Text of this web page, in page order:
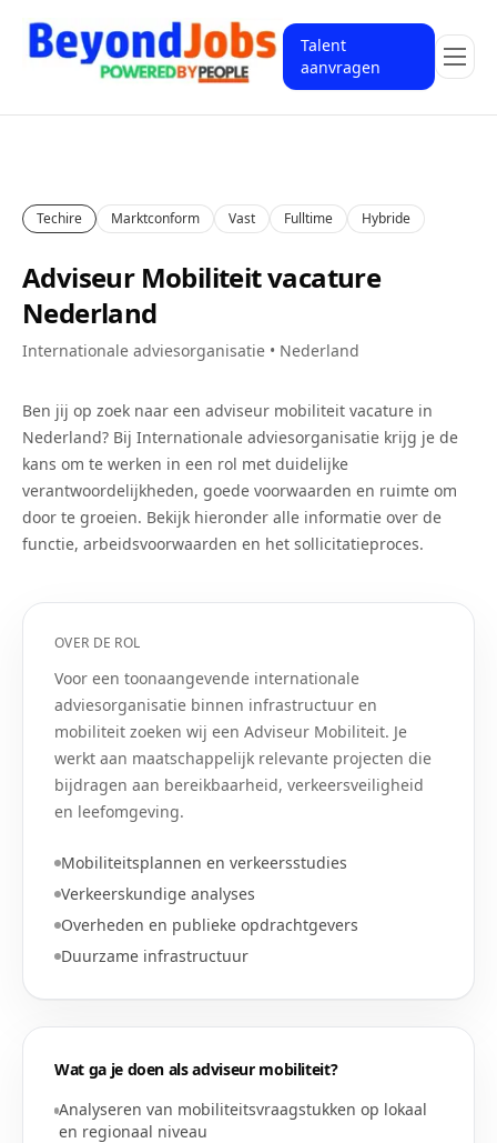
Talent
aanvragen
Techire Marktconform Vast Fulltime Hybride
Adviseur Mobiliteit vacature
Nederland
Internationale adviesorganisatie • Nederland
Ben jij op zoek naar een adviseur mobiliteit vacature in
Nederland? Bij Internationale adviesorganisatie krijg je de
kans om te werken in een rol met duidelijke
verantwoordelijkheden, goede voorwaarden en ruimte om
door te groeien. Bekijk hieronder alle informatie over de
functie, arbeidsvoorwaarden en het sollicitatieproces.
OVER DE ROL
Voor een toonaangevende internationale
adviesorganisatie binnen infrastructuur en
mobiliteit zoeken wij een Adviseur Mobiliteit. Je
werkt aan maatschappelijk relevante projecten die
bijdragen aan bereikbaarheid, verkeersveiligheid
en leefomgeving.
Mobiliteitsplannen en verkeersstudies
Verkeerskundige analyses
Overheden en publieke opdrachtgevers
Duurzame infrastructuur
Wat ga je doen alsadviseur mobiliteit?
Analyseren van mobiliteitsvraagstukken op lokaal
en regionaal niveau